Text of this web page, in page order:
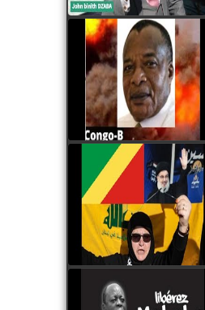
Poaty Pangou La
Conférence des ethnies
est la seule solution pour
éviter la scission du
Congo B
watch video
Les liaisons dangereuses
du clan Sassou Nguesso
avec le Hezbollah
watch video
Le Général Mokoko est
l'unique légitimité